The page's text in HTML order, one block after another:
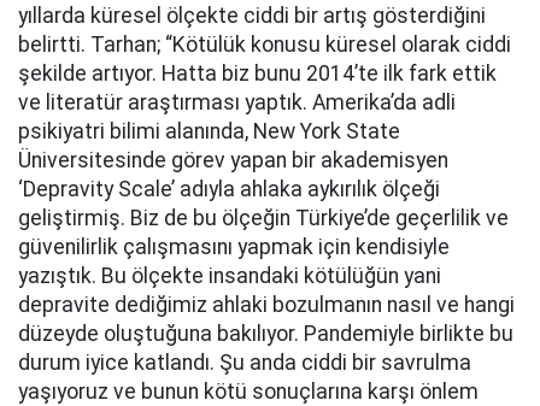
yıllarda küresel ölçekte ciddi bir artış gösterdiğini
belirtti. Tarhan; “Kötülük konusu küresel olarak ciddi
şekilde artıyor. Hatta biz bunu 2014’te ilk fark ettik
ve literatür araştırması yaptık. Amerika’da adli
psikiyatri bilimi alanında, New York State
Üniversitesinde görev yapan bir akademisyen
‘Depravity Scale’ adıyla ahlaka aykırılık ölçeği
geliştirmiş. Biz de bu ölçeğin Türkiye’de geçerlilik ve
güvenilirlik çalışmasını yapmak için kendisiyle
yazıştık. Bu ölçekte insandaki kötülüğün yani
depravite dediğimiz ahlaki bozulmanın nasıl ve hangi
düzeyde oluştuğuna bakılıyor. Pandemiyle birlikte bu
durum iyice katlandı. Şu anda ciddi bir savrulma
yaşıyoruz ve bunun kötü sonuçlarına karşı önlem